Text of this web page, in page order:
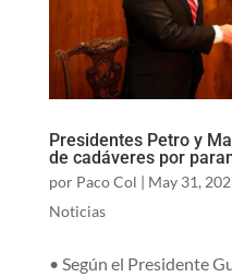
Presidentes Petro y
de cadáveres por
por Paco Col | May 31,
Noticias
• Según el Presidente